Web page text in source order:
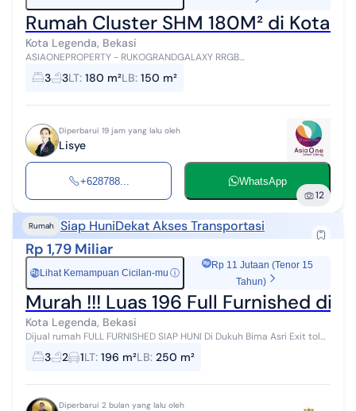
Rumah Cluster SHM 180M² di Kota
Kota Legenda, Bekasi
ASIAONEPROPERTY - RUKOGRANDGALAXY RRGB
No.73ASIAONEPROPERTY - RUKOGRANDGALAXY RRGB No.73 Dijual
3 3LT: 180 m²LB: 150 m²
Diperbarui 19 jam yang lalu oleh
Lisye
+628788... WhatsApp
12
Rumah Siap HuniDekat Akses Transportasi
Rp 1,79 Miliar
Rp Lihat Kemampuan Cicilan-mu ⓘ
Rp 11 Jutaan (Tenor 15
Tahun)
Murah !!! Luas 196 Full Furnished di
Kota Legenda, Bekasi
Dijual rumah FULL FURNISHED SIAP HUNI Di Dukuh Bima Asri Exit tol
tambun Grand wisata Tambun selatan Spesifikasi LT 196m² (8x24)
LB 250m² KT 3 ...
3 2 1LT: 196 m²LB: 250 m²
Diperbarui 2 bulan yang lalu oleh